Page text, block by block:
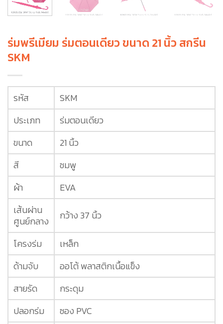
ร่มพรีเมียม ร่มตอนเดียว ขนาด 21 นิ้ว สกรีน
SKM
รหัส
SKM
ประเภท
ร่มตอนเดียว
ขนาด
21 นิ้ว
สี
ชมพู
ผ้า
EVA
เส้นผ่าน
ศูนย์กลาง
กว้าง 37 นิ้ว
โครงร่ม
เหล็ก
ด้ามจับ
ออโต้ พลาสติกเนื้อแข็ง
สายรัด
กระดุม
ปลอกร่ม
ซอง PVC